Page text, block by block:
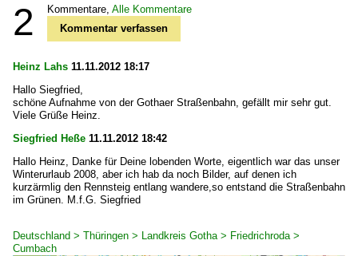
2 Kommentare, Alle Kommentare
Kommentar verfassen
Heinz Lahs 11.11.2012 18:17
Hallo Siegfried,
schöne Aufnahme von der Gothaer Straßenbahn, gefällt mir sehr gut.
Viele Grüße Heinz.
Siegfried Heße 11.11.2012 18:42
Hallo Heinz, Danke für Deine lobenden Worte, eigentlich war das unser
Winterurlaub 2008, aber ich hab da noch Bilder, auf denen ich
kurzärmlig den Rennsteig entlang wandere,so entstand die Straßenbahn
im Grünen. M.f.G. Siegfried
Deutschland > Thüringen > Landkreis Gotha > Friedrichroda >
Cumbach